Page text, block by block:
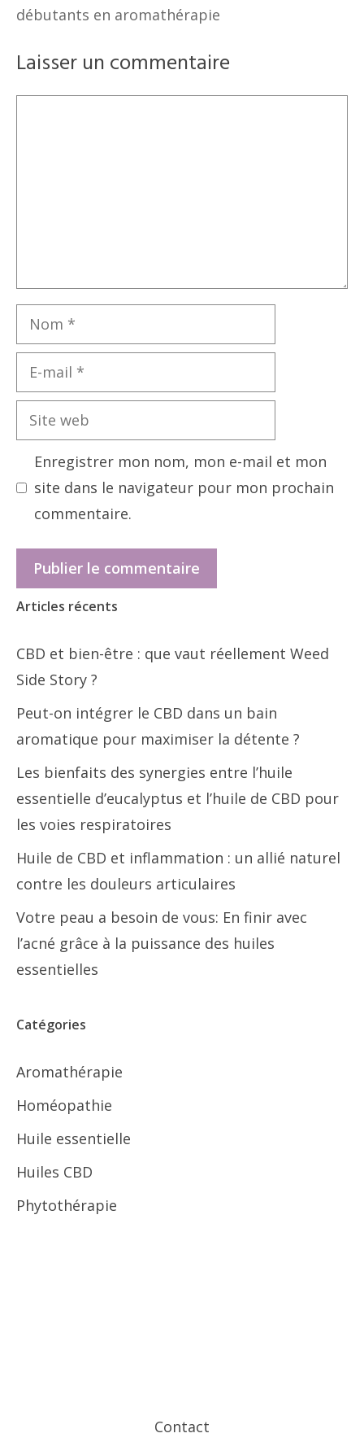
débutants en aromathérapie
Laisser un commentaire
Nom
mail
Site
web
Enregistrer mon nom, mon e-mail et mon
site dans le navigateur pour mon prochain
commentaire.
Articles récents
CBD et bien-être : que vaut réellement Weed
Side Story ?
Peut-on intégrer le CBD dans un bain
aromatique pour maximiser la détente ?
Les bienfaits des synergies entre l’huile
essentielle d’eucalyptus et l’huile de CBD pour
les voies respiratoires
Huile de CBD et inflammation : un allié naturel
contre les douleurs articulaires
Votre peau a besoin de vous: En finir avec
l’acné grâce à la puissance des huiles
essentielles
Catégories
Aromathérapie
Homéopathie
Huile essentielle
Huiles CBD
Phytothérapie
Contact